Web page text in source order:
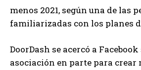
menos 2021, según una de las
familiarizadas con los planes
DoorDash se acercó a
asociación en parte para crear